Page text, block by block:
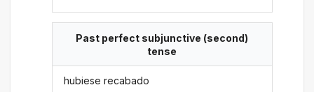
Past perfect subjunctive (second)
tense
hubiese recabado